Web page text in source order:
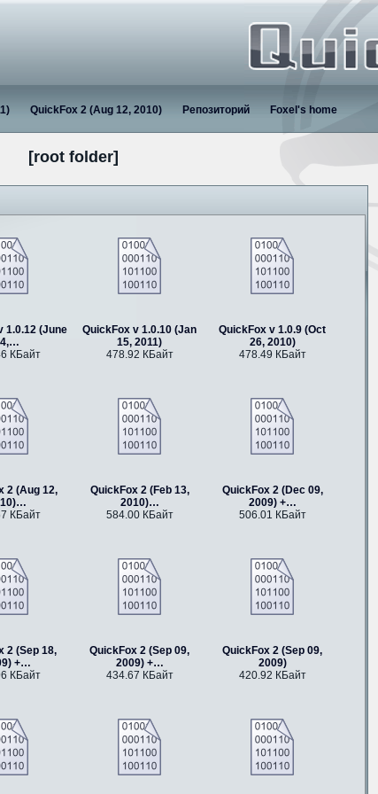
QuickFox 2 (Aug 12, 2010) Репозиторий Foxel's home
[root folder]
1.0.12 (June
КБайт
QuickFox v 1.0.10 (Jan
15, 2011)
478.92 КБайт
QuickFox v 1.0.9 (Oct
26, 2010)
478.49 КБайт
2 (Aug 12,
КБайт
QuickFox 2 (Feb 13,
2010)…
584.00 КБайт
QuickFox 2 (Dec 09,
2009) +…
506.01 КБайт
2 (Sep 18,
+…
КБайт
QuickFox 2 (Sep 09,
2009) +…
434.67 КБайт
QuickFox 2 (Sep 09,
2009)
420.92 КБайт